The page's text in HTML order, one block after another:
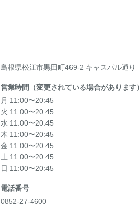
島根県松江市黒田町469-2 キャスパル通り
営業時間（変更されている場合があります）
月 11:00〜20:45
火 11:00〜20:45
水 11:00〜20:45
木 11:00〜20:45
金 11:00〜20:45
土 11:00〜20:45
日 11:00〜20:45
電話番号
0852-27-4600